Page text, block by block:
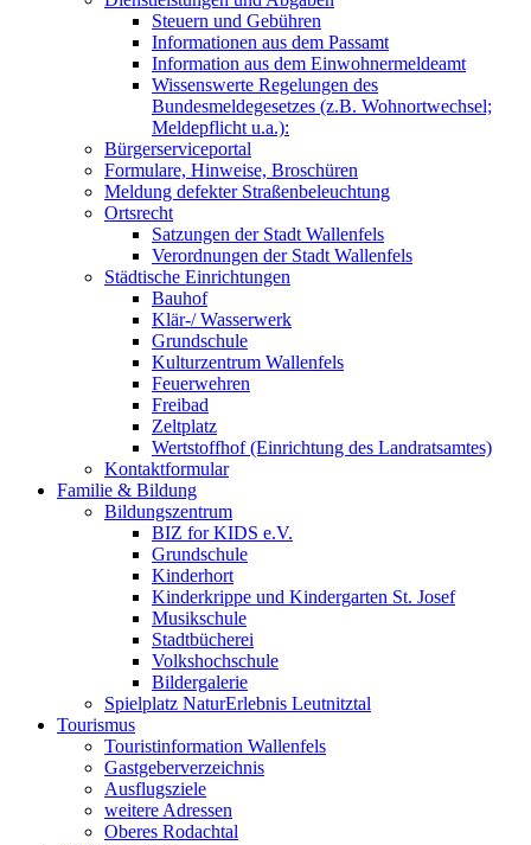
Steuern und Gebühren
Informationen aus dem Passamt
Information aus dem Einwohnermeldeamt
Wissenswerte Regelungen des
Bundesmeldegesetzes (z.B. Wohnortwechsel;
Meldepflicht u.a.):
Bürgerserviceportal
Formulare, Hinweise, Broschüren
Meldung defekter Straßenbeleuchtung
Ortsrecht
Satzungen der Stadt Wallenfels
Verordnungen der Stadt Wallenfels
Städtische Einrichtungen
Bauhof
Klär-/ Wasserwerk
Grundschule
Kulturzentrum Wallenfels
Feuerwehren
Freibad
Zeltplatz
Wertstoffhof (Einrichtung des Landratsamtes)
Kontaktformular
Familie & Bildung
Bildungszentrum
BIZ for KIDS e.V.
Grundschule
Kinderhort
Kinderkrippe und Kindergarten St. Josef
Musikschule
Stadtbücherei
Volkshochschule
Bildergalerie
Spielplatz NaturErlebnis Leutnitztal
Tourismus
Touristinformation Wallenfels
Gastgeberverzeichnis
Ausflugsziele
weitere Adressen
Oberes Rodachtal